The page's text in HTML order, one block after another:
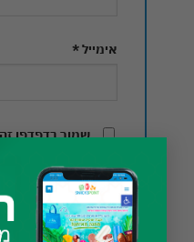
אימייל*
שמור בדפדפן
והאתר שלי לפעם